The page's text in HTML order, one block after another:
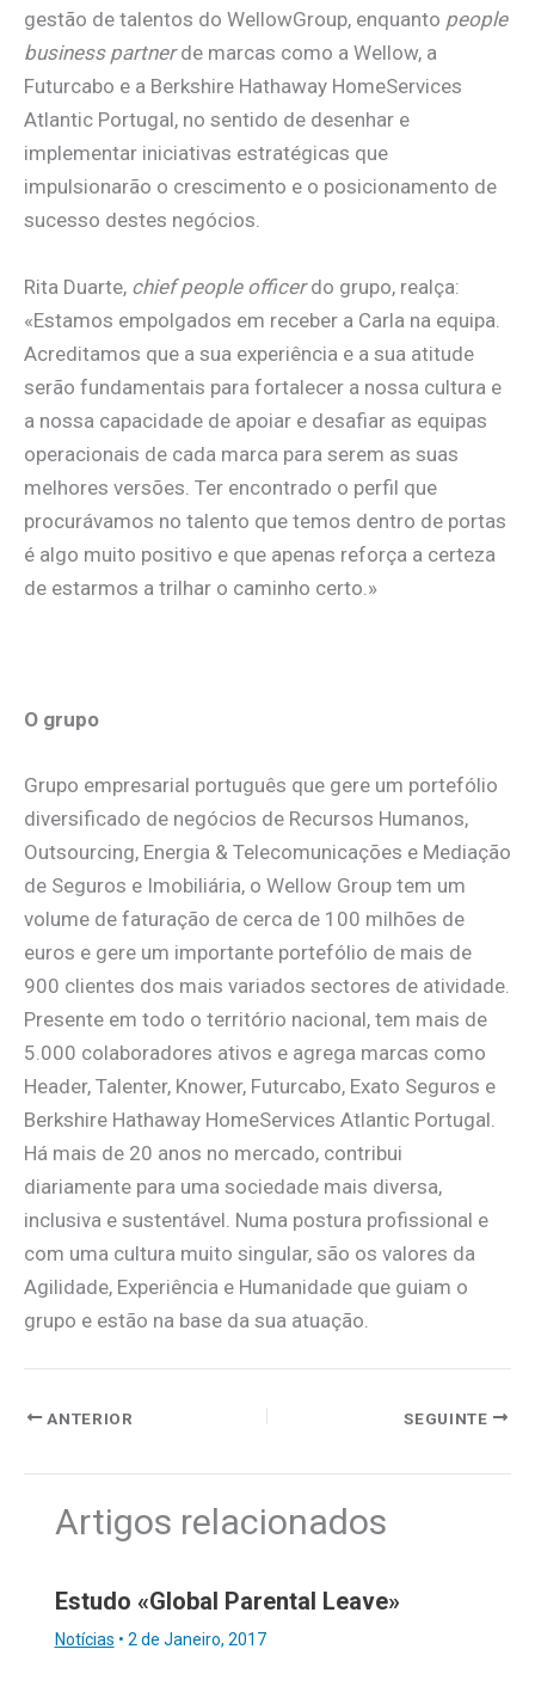
gestão de talentos do WellowGroup, enquanto people
business partnerde marcas como a Wellow, a
Futurcabo e a Berkshire Hathaway HomeServices
Atlantic Portugal, no sentido de desenhar e
implementar iniciativas estratégicas que
impulsionarão o crescimento e o posicionamento de
sucesso destes negócios.
Rita Duarte, chief people officerdo grupo, realça:
«Estamos empolgados em receber a Carla na equipa.
Acreditamos que a sua experiência e a sua atitude
serão fundamentais para fortalecer a nossa cultura e
a nossa capacidade de apoiar e desafiar as equipas
operacionais de cada marca para serem as suas
melhores versões. Ter encontrado o perfil que
procurávamos no talento que temos dentro de portas
é algo muito positivo e que apenas reforça a certeza
de estarmos a trilhar o caminho certo.»
O grupo
Grupo empresarial português que gere um portefólio
diversificado de negócios de Recursos Humanos,
Outsourcing, Energia & Telecomunicações e Mediação
de Seguros e Imobiliária, o Wellow Group tem um
volume de faturação de cerca de 100 milhões de
euros e gere um importante portefólio de mais de
900 clientes dos mais variados sectores de atividade.
Presente em todo o território nacional, tem mais de
5.000 colaboradores ativos e agrega marcas como
Header, Talenter, Knower, Futurcabo, Exato Seguros e
Berkshire Hathaway HomeServices Atlantic Portugal.
Há mais de 20 anos no mercado, contribui
diariamente para uma sociedade mais diversa,
inclusiva e sustentável. Numa postura profissional e
com uma cultura muito singular, são os valores da
Agilidade, Experiência e Humanidade que guiam o
grupo e estão na base da sua atuação.
ANTERIOR SEGUINTE
Artigos relacionados
Estudo «Global Parental Leave»
Notícias • 2 de Janeiro, 2017